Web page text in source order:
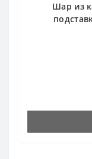
Шар из